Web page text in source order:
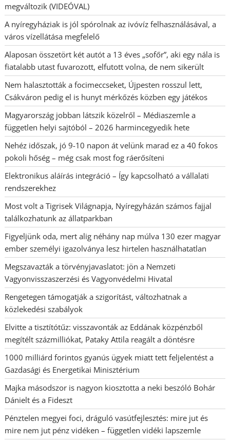
megváltozik (VIDEÓVAL)
A nyíregyháziak is jól spórolnak az ivóvíz felhasználásával, a
város vízellátása megfelelő
Alaposan összetört két autót a 13 éves „sofőr”, aki egy nála is
fiatalabb utast fuvarozott, elfutott volna, de nem sikerült
Nem halasztották a focimeccseket, Újpesten rosszul lett,
Csákváron pedig el is hunyt mérkőzés közben egy játékos
Magyarország jobban látszik közelről – Médiaszemle a
független helyi sajtóból – 2026 harmincegyedik hete
Nehéz időszak, jó 9-10 napon át velünk marad ez a 40 fokos
pokoli hőség – még csak most fog ráerősíteni
Elektronikus aláírás integráció – Így kapcsolható a vállalati
rendszerekhez
Most volt a Tigrisek Világnapja, Nyíregyházán számos fajjal
találkozhatunk az állatparkban
Figyeljünk oda, mert alig néhány nap múlva 130 ezer magyar
ember személyi igazolványa lesz hirtelen használhatatlan
Megszavazták a törvényjavaslatot: jön a Nemzeti
Vagyonvisszaszerzési és Vagyonvédelmi Hivatal
Rengetegen támogatják a szigorítást, változhatnak a
közlekedési szabályok
Elvitte a tisztítótűz: visszavonták az Eddának közpénzből
megítélt százmilliókat, Pataky Attila reagált a döntésre
1000 milliárd forintos gyanús ügyek miatt tett feljelentést a
Gazdasági és Energetikai Minisztérium
Majka másodszor is nagyon kiosztotta a neki beszóló Bohár
Dánielt és a Fideszt
Pénztelen megyei foci, dráguló vasútfejlesztés: mire jut és
mire nem jut pénz vidéken – független vidéki lapszemle